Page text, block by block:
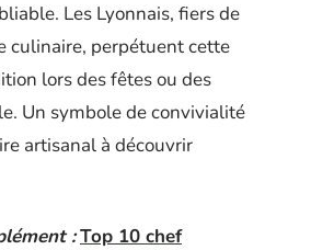
Les Lyonnais, fiers de
culinaire, perpétuent cette
lors des fêtes ou des
Un symbole de convivialité
artisanal à découvrir
:Top 10 chef